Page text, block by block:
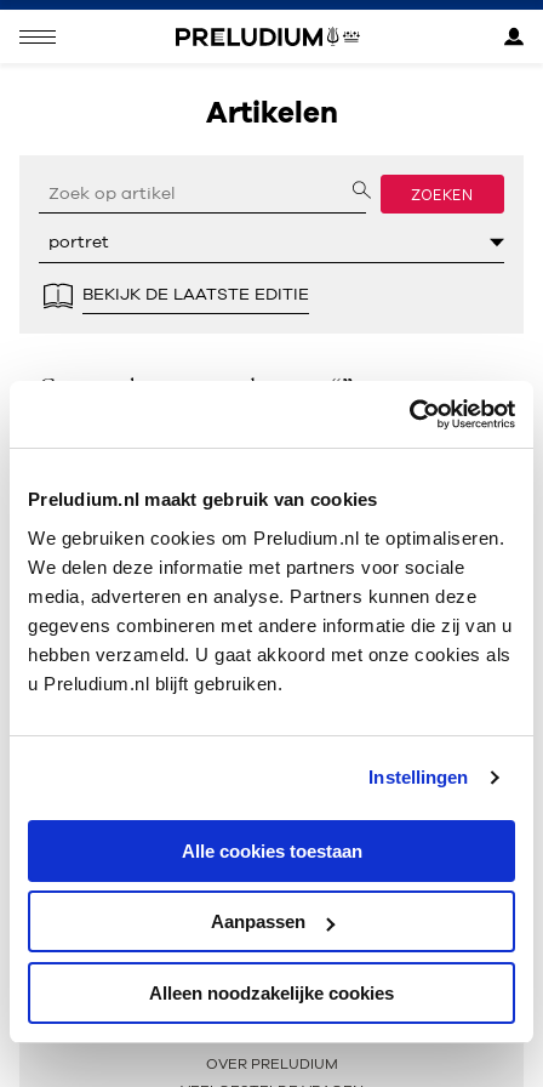
Preludium.nl maakt gebruik van cookies
We gebruiken cookies om Preludium.nl te optimaliseren.
We delen deze informatie met partners voor sociale
media, adverteren en analyse. Partners kunnen deze
gegevens combineren met andere informatie die zij van u
hebben verzameld. U gaat akkoord met onze cookies als
u Preludium.nl blijft gebruiken.
Instellingen
Alle cookies toestaan
Aanpassen
Alleen noodzakelijke cookies
Artikelen
ZOEKEN
BEKIJK DE LAATSTE EDITIE
Geen resultaten gevonden voor “”.
Meer informatie
OVER PRELUDIUM